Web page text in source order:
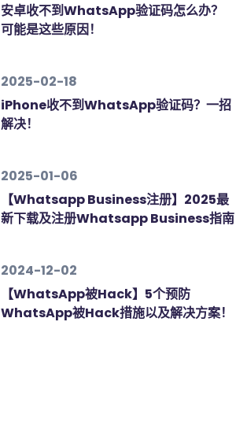
安卓收不到WhatsApp验证码怎么办？
可能是这些原因！
2025-02-18
iPhone收不到WhatsApp验证码？一招
解决！
2025-01-06
【Whatsapp Business注册】2025最
新下载及注册Whatsapp Business指南
2024-12-02
【WhatsApp被Hack】5个预防
WhatsApp被Hack措施以及解决方案！